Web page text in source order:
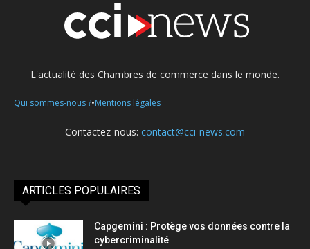
L'actualité des Chambres de commerce dans le monde.
Qui sommes-nous ?•Mentions légales
Contactez-nous: contact@cci-news.com
ARTICLES POPULAIRES
Capgemini : Protège vos données contre la
cybercriminalité